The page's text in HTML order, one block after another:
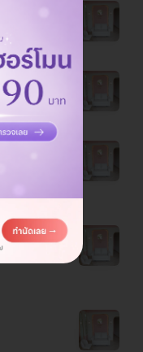
รั้ง
รั้ง ฟรี!
ฟรี! 1